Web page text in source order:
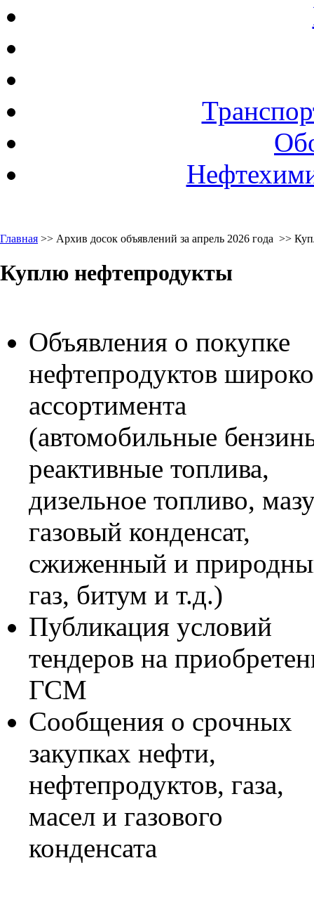
Главная >> Архив досок объявлений за апрель 2026 года >>
Куплю нефтепродукты
Объявления о покупке
нефтепродуктов
ассортимента
(автомобильные
реактивные топлива,
дизельное топливо,
газовый конденсат,
сжиженный и
газ, битум и т.д.)
Публикация условий
тендеров на
ГСМ
Сообщения о срочных
закупках нефти,
нефтепродуктов, газа,
масел и газового
конденсата